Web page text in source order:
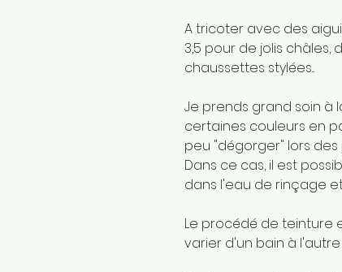
A tricoter avec des
3,5 pour de jolis châles,
chaussettes stylées...
Je prends grand soin à
certaines couleurs en
peu "dégorger" lors
Dans ce cas, il est
dans l'eau de rinçage
Le procédé de teinture
varier d'un bain à